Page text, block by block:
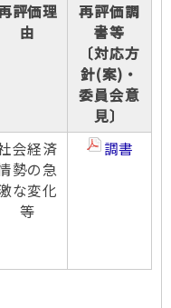
評価理
由
再評価調
書等
〔対応方
針(案)・
委員会意
見〕
会経済
勢の急
な変化
等
調書